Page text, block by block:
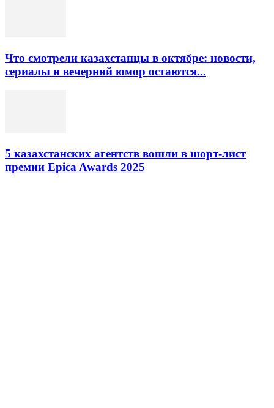
Что смотрели казахстанцы в октябре: новости,
сериалы и вечерний юмор остаются...
5 казахстанских агентств вошли в шорт-лист
премии Epica Awards 2025